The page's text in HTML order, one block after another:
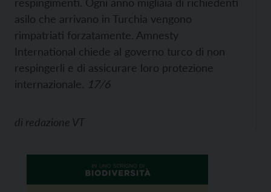
asilo che arrivano in Turchia vengono
rimpatriati forzatamente. Amnesty
International chiede al governo turco di non
respingerli e di assicurare loro protezione
internazionale. 17/6
di redazione VT